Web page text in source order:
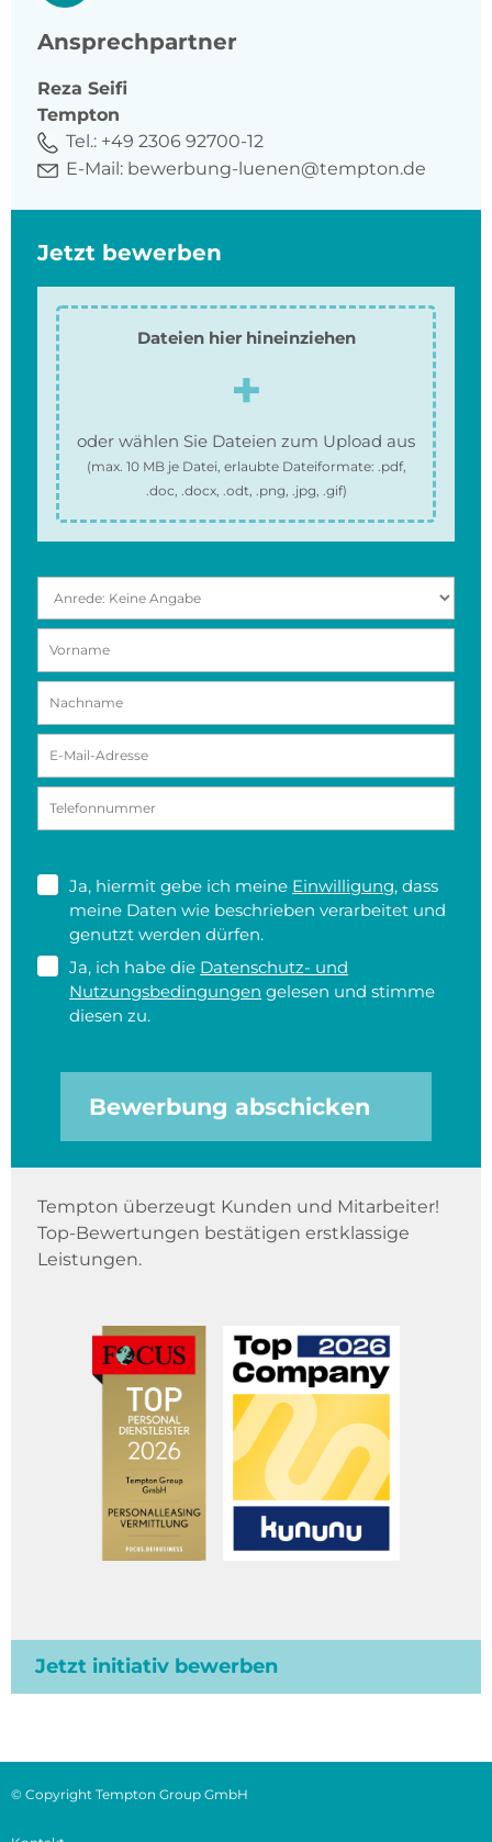
Ansprechpartner
Reza Seifi
Tempton
Tel.: +49 2306 92700-12
E-Mail: bewerbung-luenen@tempton.de
Jetzt bewerben
Dateien hier hineinziehen
oder wählen Sie Dateien zum Upload aus
(max. 10 MBje Datei, erlaubte Dateiformate: .pdf,
.doc, .docx, .odt, .png, .jpg, .gif)
Ja, hiermit gebe ich meine Einwilligung, dass
meine Daten wie beschrieben verarbeitet und
genutzt werden dürfen.
Ja, ich habe die Datenschutz- und
Nutzungsbedingungen gelesen und stimme
diesen zu.
Bewerbung abschicken
Tempton überzeugt Kunden und Mitarbeiter!
Top-Bewertungen bestätigen erstklassige
Leistungen.
Jetzt initiativ bewerben
© Copyright Tempton Group GmbH